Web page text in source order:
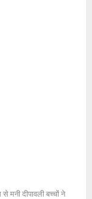
दीपावली बच्चों ने